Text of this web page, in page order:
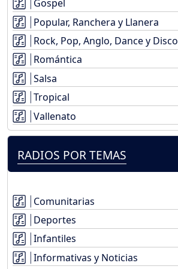
Gospel
Popular, Ranchera y Llanera
Rock, Pop, Anglo, Dance y Disco
Romántica
Salsa
Tropical
Vallenato
RADIOS POR TEMAS
Comunitarias
Deportes
Infantiles
Informativas y Noticias